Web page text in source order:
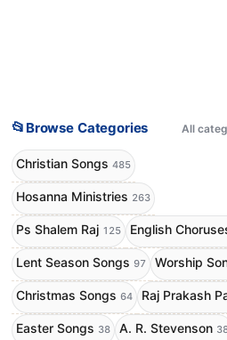
📂 Browse Categories All
Christian Songs 485
Hosanna Ministries 263
Ps Shalem Raj 125 English
Lent Season Songs 97 Worship
Christmas Songs 64 Raj Prakash
Easter Songs 38 A. R. Stevenson